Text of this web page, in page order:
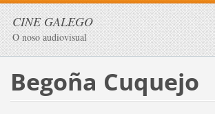
CINE GALEGO
O noso audiovisual
Begoña Cuquejo